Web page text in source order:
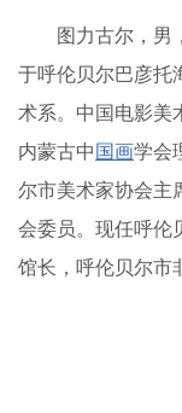
图力古尔，男，
于呼伦贝尔巴彦托
术系。中国电影美
内蒙古中 国画学会
尔市美术家协会主
会委员。现任呼伦
馆长，呼伦贝尔市